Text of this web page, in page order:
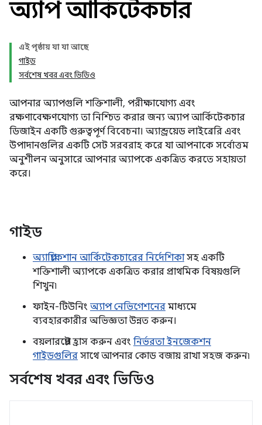
অ্যাপ আর্কিটেকচার
এই পৃষ্ঠায় যা যা আছে
গাইড
সর্বশেষ খবর এবং ভিডিও
আপনার অ্যাপগুলি শক্তিশালী, পরীক্ষাযোগ্য এবং
রক্ষণাবেক্ষণযোগ্য তা নিশ্চিত করার জন্য অ্যাপ আর্কিটেকচার
ডিজাইন একটি গুরুত্বপূর্ণ বিবেচনা। অ্যান্ড্রয়েড লাইব্রেরি এবং
উপাদানগুলির একটি সেট সরবরাহ করে যা আপনাকে সর্বোত্তম
অনুশীলন অনুসারে আপনার অ্যাপকে একত্রিত করতে সহায়তা
করে।
গাইড
অ্যাপ্লিকেশান আর্কিটেকচারের নির্দেশিকাসহ একটি
শক্তিশালী অ্যাপকে একত্রিত করার প্রাথমিক বিষয়গুলি
শিখুন৷
ফাইন-টিউনিং অ্যাপ নেভিগেশনের মাধ্যমে
ব্যবহারকারীর অভিজ্ঞতা উন্নত করুন।
বয়লারপ্লেট হ্রাস করুন এবং নির্ভরতা ইনজেকশন
গাইডগুলির সাথে আপনার কোড বজায় রাখা সহজ করুন৷
সর্বশেষ খবর এবং ভিডিও